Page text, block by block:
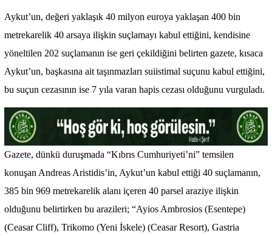
Aykut’un, değeri yaklaşık 40 milyon euroya yaklaşan 400 bin
metrekarelik 40 arsaya ilişkin suçlamayı kabul ettiğini, kendisine
yöneltilen 202 suçlamanın ise geri çekildiğini belirten gazete, kısaca
Aykut’un, başkasına ait taşınmazları suiistimal suçunu kabul ettiğini,
bu suçun cezasının ise 7 yıla varan hapis cezası olduğunu vurguladı.
Gazete, dünkü duruşmada “Kıbrıs Cumhuriyeti’ni” temsilen
konuşan Andreas Aristidis’in, Aykut’un kabul ettiği 40 suçlamanın,
385 bin 969 metrekarelik alanı içeren 40 parsel araziye ilişkin
olduğunu belirtirken bu arazileri; “Ayios Ambrosios (Esentepe)
(Ceasar Cliff), Trikomo (Yeni İskele) (Ceasar Resort), Gastria